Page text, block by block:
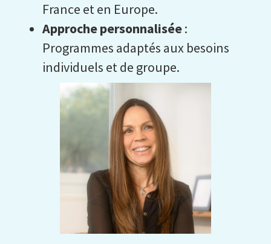
France et en Europe.
Approche personnalisée:
Programmes adaptés aux besoins
individuels et de groupe.